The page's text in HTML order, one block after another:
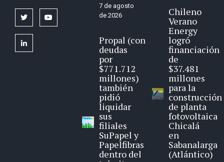
twitter
linkedin
7 de agosto
de 2026
Propal (con
deudas
por
$771.712
millones)
también
pidió
liquidar
sus
filiales
SuPapel y
Papelfibras
dentro del
Chileno
Verano
Energy
logró
financiación
de
$37.481
millones
para la
construcción
de planta
fotovoltaica
Chicalá
en
Sabanalarga
(Atlántico)